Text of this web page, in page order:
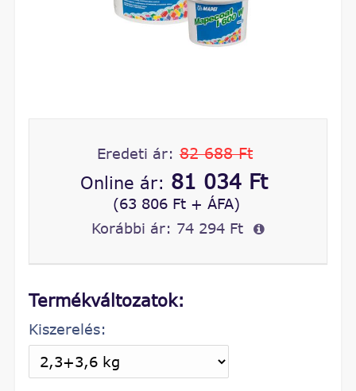
Eredeti ár: 82 688 Ft
Online ár: 81 034 Ft
(63 806 Ft + ÁFA)
Korábbi ár: 74 294 Ft
Termékváltozatok:
Kiszerelés: